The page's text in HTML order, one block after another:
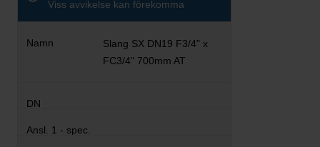
Viss avvikelse kan förekomma
Slang SX DN19 F3/4" x
FC3/4" 700mm AT